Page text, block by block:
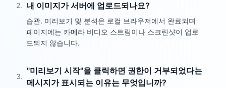
2. 내 이미지가 서버에 업로드되나요?
습관. 미리보기 및 분석은 로컬 브라우저에서 완료되며
페이지에는 카메라 비디오 스트림이나 스크린샷이 업로
드되지 않습니다.
3.
"미리보기 시작"을 클릭하면 권한이 거부되었다는
메시지가 표시되는 이유는 무엇입니까?